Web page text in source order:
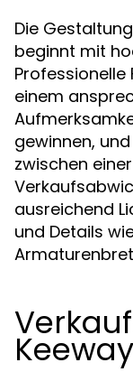
Die
beginnt mit
Professionelle
einem
gewinnen,
zwischen
ausreichend
und Details